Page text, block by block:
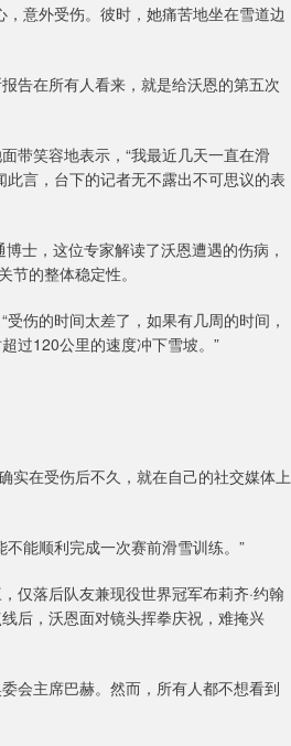
意外受伤。彼时，她痛苦地坐在雪道边
告在所有人看来，就是给沃恩的第五次
带笑容地表示，“我最近几天一直在滑
言，台下的记者无不露出不可思议的表
士，这位专家解读了沃恩遭遇的伤病，
的整体稳定性。
伤的时间太差了，如果有几周的时间，
过120公里的速度冲下雪坡。”
实在受伤后不久，就在自己的社交媒体上
能顺利完成一次赛前滑雪训练。”
仅落后队友兼现役世界冠军布莉齐·约翰
后，沃恩面对镜头挥拳庆祝，难掩兴
会主席巴赫。然而，所有人都不想看到